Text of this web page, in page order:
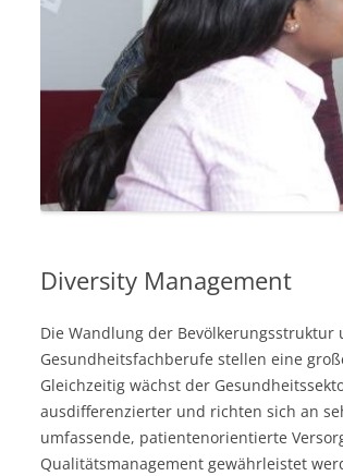
Diversity Management
Die Wandlung der
Gesundheitsfachberufe stellen eine
Gleichzeitig wächst der
ausdifferenzierter und richten sich an
umfassende, patientenorientierte
Qualitätsmanagement gewährleistet